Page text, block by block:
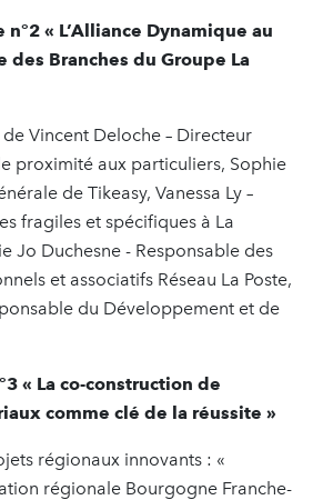
« L’Alliance Dynamique au
Branches du Groupe La
Vincent Deloche – Directeur
proximité aux particuliers, Sophie
de Tikeasy, Vanessa Ly –
fragiles et spécifiques à La
Jo Duchesne - Responsable des
et associatifs Réseau La Poste,
du Développement et de
« La co-construction de
comme clé de la réussite »
régionaux innovants : «
régionale Bourgogne Franche-